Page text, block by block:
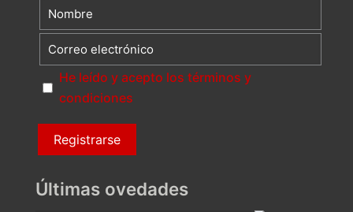
He leído y acepto los términos y
condiciones
Últimas ovedades